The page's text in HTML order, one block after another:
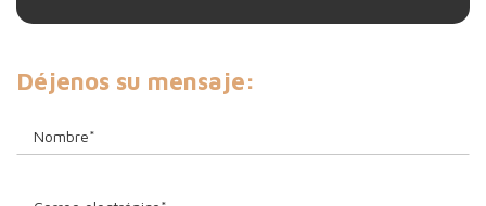
Déjenos su mensaje: